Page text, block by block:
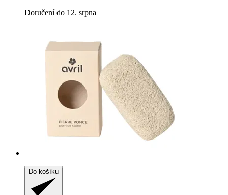
Doručení do 12. srpna
Do košíku